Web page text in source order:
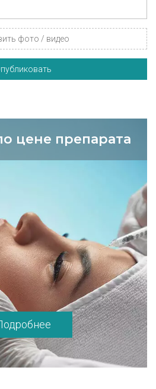
фото / видео
цене препарата